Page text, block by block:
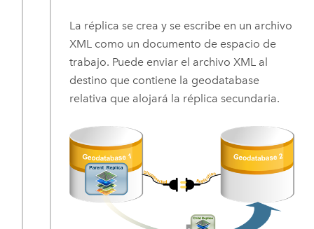
La réplica se crea y se escribe en un archivo
XML como un documento de espacio de
trabajo. Puede enviar el archivo XML al
destino que contiene la geodatabase
relativa que alojará la réplica secundaria.